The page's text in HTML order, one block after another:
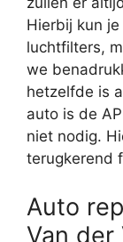
Hierbij kun
luchtfilters,
we
hetzelfde is
auto is de
niet nodig.
terugkerend
Auto
Van der